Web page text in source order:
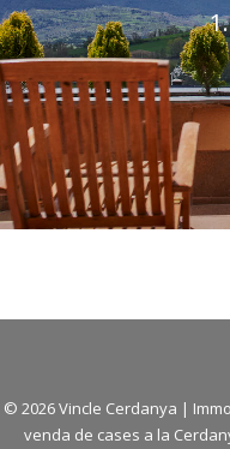
© 2026 Vincle Cerdanya |
venda de cases a la